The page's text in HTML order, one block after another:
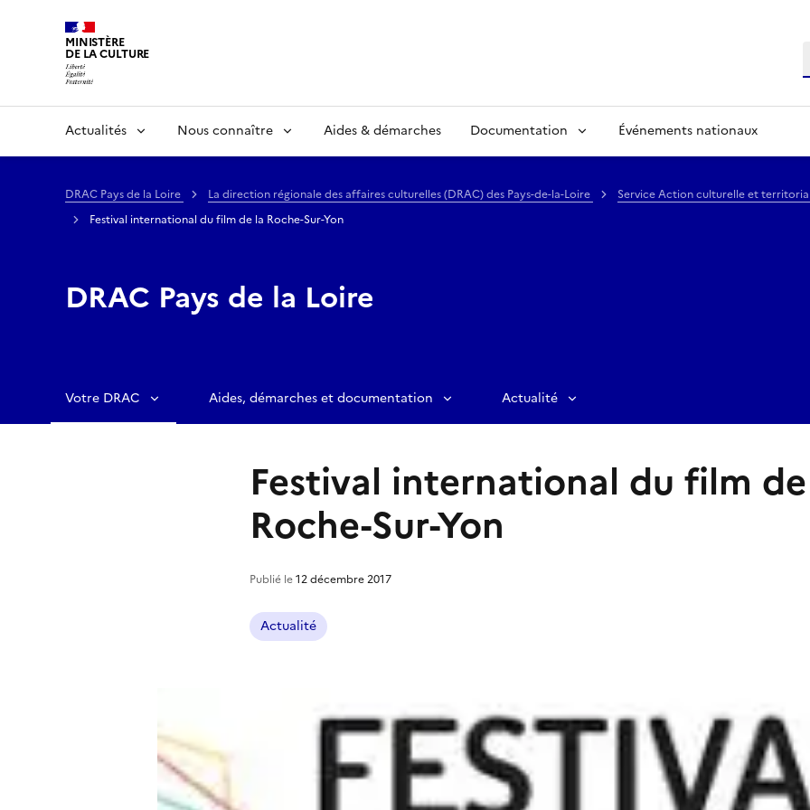
MINISTÈRE
DE LA CULTURE
Actualités Nous connaître Aides & démarches Documentation Événements nationaux
DRAC Pays de la Loire La direction régionale des affaires culturelles (DRAC) des Pays-de-la-Loire
Service Action culturelle et
Festival international du film de la Roche-Sur-Yon
DRAC Pays de la Loire
Votre DRAC Aides, démarches et documentation Actualité
Festival international du film
Roche-Sur-Yon
Publié le12 décembre 2017
Actualité